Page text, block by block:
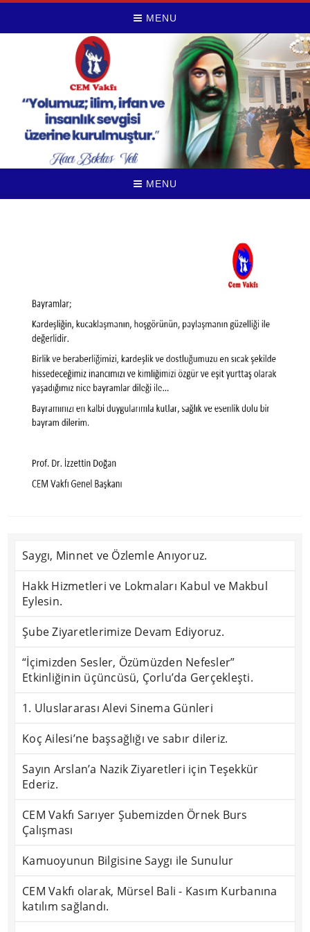
MENU
MENU
Saygı, Minnet ve Özlemle Anıyoruz.
Hakk Hizmetleri ve Lokmaları Kabul ve Makbul
Eylesin.
Şube Ziyaretlerimize Devam Ediyoruz.
“İçimizden Sesler, Özümüzden Nefesler”
Etkinliğinin üçüncüsü, Çorlu’da Gerçekleşti.
1. Uluslararası Alevi Sinema Günleri
Koç Ailesi’ne başsağlığı ve sabır dileriz.
Sayın Arslan’a Nazik Ziyaretleri için Teşekkür
Ederiz.
CEM Vakfı Sarıyer Şubemizden Örnek Burs
Çalışması
Kamuoyunun Bilgisine Saygı ile Sunulur
CEM Vakfı olarak, Mürsel Bali - Kasım Kurbanına
katılım sağlandı.